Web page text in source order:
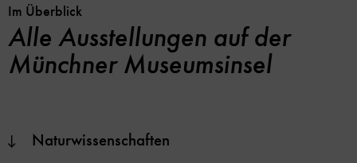
Im Überblick
Alle Ausstellungen auf der
Münchner Museumsinsel
Naturwissenschaften